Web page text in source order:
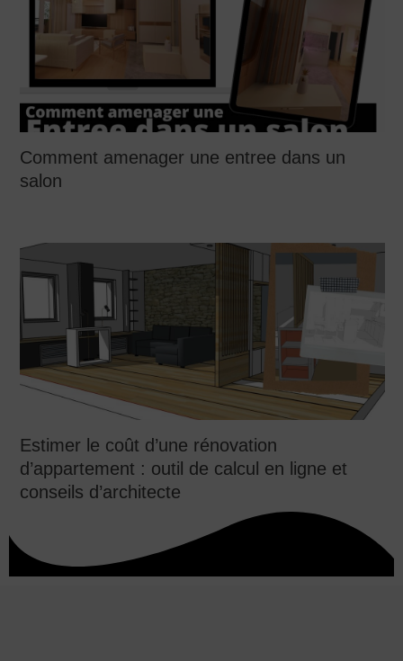
Comment amenager une entree dans un
salon
Estimer le coût d’une rénovation
d’appartement : outil de calcul en ligne et
conseils d’architecte